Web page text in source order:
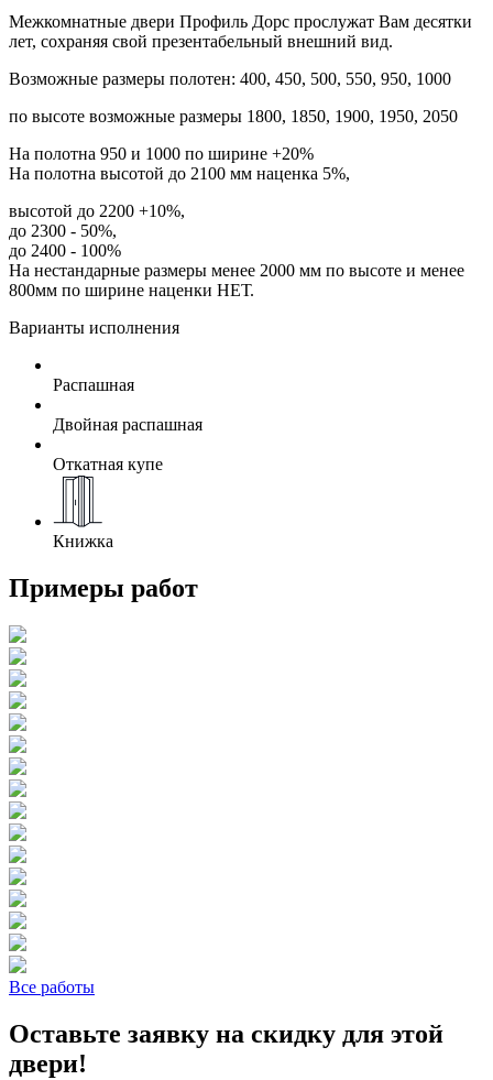
Межкомнатные двери Профиль Дорс прослужат Вам десятки
лет, сохраняя свой презентабельный внешний вид.
Возможные размеры полотен: 400, 450, 500, 550, 950, 1000
по высоте возможные размеры 1800, 1850, 1900, 1950, 2050
На полотна 950 и 1000 по ширине +20%
На полотна высотой до 2100 мм наценка 5%,
высотой до 2200 +10%,
до 2300 - 50%,
до 2400 - 100%
На нестандарные размеры менее 2000 мм по высоте и менее
800мм по ширине наценки НЕТ.
Варианты исполнения
Распашная
Двойная распашная
Откатная купе
Книжка
Примеры работ
Все работы
Оставьте заявку на скидку для этой
двери!